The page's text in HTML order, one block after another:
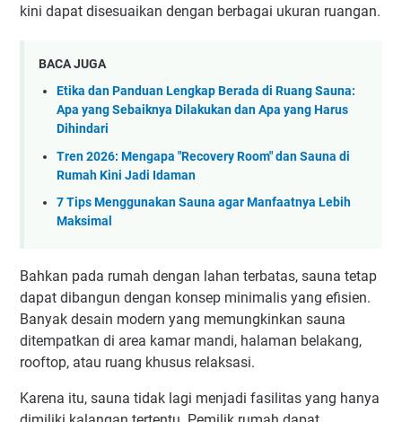
kini dapat disesuaikan dengan berbagai ukuran ruangan.
BACA JUGA
Etika dan Panduan Lengkap Berada di Ruang Sauna:
Apa yang Sebaiknya Dilakukan dan Apa yang Harus
Dihindari
Tren 2026: Mengapa "Recovery Room" dan Sauna di
Rumah Kini Jadi Idaman
7 Tips Menggunakan Sauna agar Manfaatnya Lebih
Maksimal
Bahkan pada rumah dengan lahan terbatas, sauna tetap
dapat dibangun dengan konsep minimalis yang efisien.
Banyak desain modern yang memungkinkan sauna
ditempatkan di area kamar mandi, halaman belakang,
rooftop, atau ruang khusus relaksasi.
Karena itu, sauna tidak lagi menjadi fasilitas yang hanya